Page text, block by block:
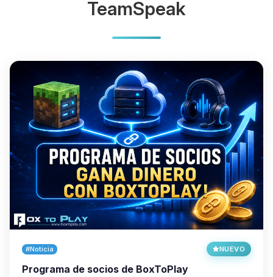
TeamSpeak
#Noticia NUEVO
Programa de socios de BoxToPlay